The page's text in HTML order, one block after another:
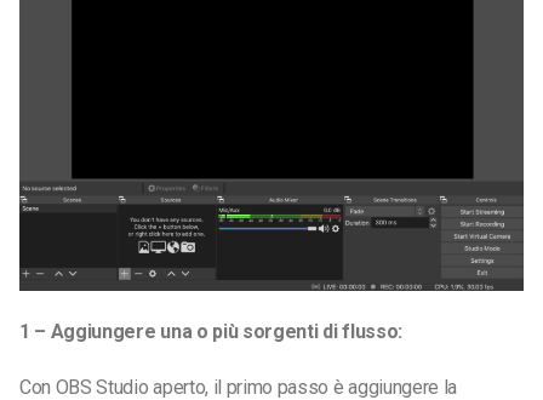
1 – Aggiungere una o più sorgenti di flusso:
Con OBS Studio aperto, il primo passo è aggiungere la